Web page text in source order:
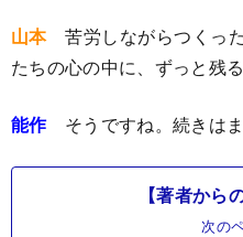
山本苦労しながらつくっ
たちの心の中に、ずっと残る
能作そうですね。続きはま
【著者から
次の